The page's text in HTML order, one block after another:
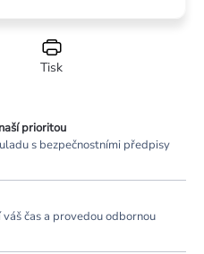
Tisk
prioritou
s bezpečnostními předpisy
čas a provedou odbornou